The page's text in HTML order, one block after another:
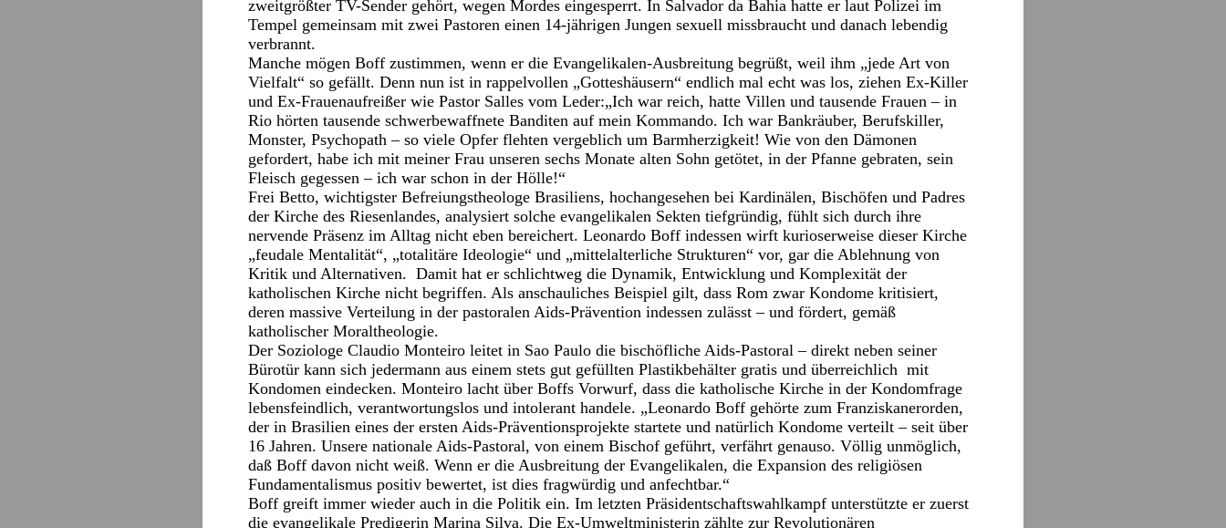
zweitgrößter TV-Sender gehört, wegen Mordes eingesperrt. In Salvador da Bahia hatte er laut Polizei im
Tempel gemeinsam mit zwei Pastoren einen 14-jährigen Jungen sexuell missbraucht und danach lebendig
verbrannt.
Manche mögen Boff zustimmen, wenn er die Evangelikalen-Ausbreitung begrüßt, weil ihm „jede Art von
Vielfalt“ so gefällt. Denn nun ist in rappelvollen „Gotteshäusern“ endlich mal echt was los, ziehen Ex-Killer
und Ex-Frauenaufreißer wie Pastor Salles vom Leder:„Ich war reich, hatte Villen und tausende Frauen – in
Rio hörten tausende schwerbewaffnete Banditen auf mein Kommando. Ich war Bankräuber, Berufskiller,
Monster, Psychopath – so viele Opfer flehten vergeblich um Barmherzigkeit! Wie von den Dämonen
gefordert, habe ich mit meiner Frau unseren sechs Monate alten Sohn getötet, in der Pfanne gebraten, sein
Fleisch gegessen – ich war schon in der Hölle!“
Frei Betto, wichtigster Befreiungstheologe Brasiliens, hochangesehen bei Kardinälen, Bischöfen und Padres
der Kirche des Riesenlandes, analysiert solche evangelikalen Sekten tiefgründig, fühlt sich durch ihre
nervende Präsenz im Alltag nicht eben bereichert. Leonardo Boff indessen wirft kurioserweise dieser Kirche
„feudale Mentalität“, „totalitäre Ideologie“ und „mittelalterliche Strukturen“ vor, gar die Ablehnung von
Kritik und Alternativen. Damit hat er schlichtweg die Dynamik, Entwicklung und Komplexität der
katholischen Kirche nicht begriffen. Als anschauliches Beispiel gilt, dass Rom zwar Kondome kritisiert,
deren massive Verteilung in der pastoralen Aids-Prävention indessen zulässt – und fördert, gemäß
katholischer Moraltheologie.
Der Soziologe Claudio Monteiro leitet in Sao Paulo die bischöfliche Aids-Pastoral – direkt neben seiner
Bürotür kann sich jedermann aus einem stets gut gefüllten Plastikbehälter gratis und überreichlich mit
Kondomen eindecken. Monteiro lacht über Boffs Vorwurf, dass die katholische Kirche in der Kondomfrage
lebensfeindlich, verantwortungslos und intolerant handele. „Leonardo Boff gehörte zum Franziskanerorden,
der in Brasilien eines der ersten Aids-Präventionsprojekte startete und natürlich Kondome verteilt – seit über
16 Jahren. Unsere nationale Aids-Pastoral, von einem Bischof geführt, verfährt genauso. Völlig unmöglich,
daß Boff davon nicht weiß. Wenn er die Ausbreitung der Evangelikalen, die Expansion des religiösen
Fundamentalismus positiv bewertet, ist dies fragwürdig und anfechtbar.“
Boff greift immer wieder auch in die Politik ein. Im letzten Präsidentschaftswahlkampf unterstützte er zuerst
die evangelikale Predigerin Marina Silva. Die Ex-Umweltministerin zählte zur Revolutionären